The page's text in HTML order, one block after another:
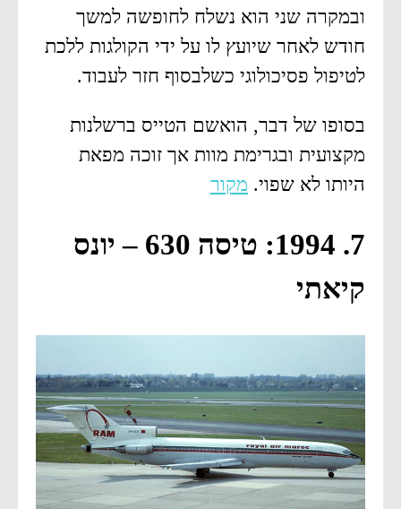
ובמקרה שני הוא נשלח לחופשה למשך
חודש לאחר שיועץ לו על ידי הקולגות ללכת
לטיפול פסיכולוגי כשלבסוף חזר לעבוד.
בסופו של דבר, הואשם הטייס ברשלנות
מקצועית ובגרימת מוות אך זוכה מפאת
היותו לא שפוי. מקור
7. 1994: טיסה 630 – יונס
קיאתי